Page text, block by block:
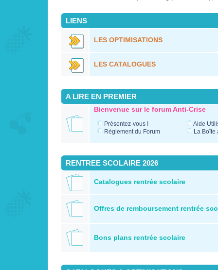
LIENS
LES OPTIMISATIONS
LES CATALOGUES
A LIRE EN PREMIER
Bienvenue sur le forum Anti-Crise
Présentez-vous !
Règlement du Forum
Aide
La Boîte
RENTREE SCOLAIRE 2026
Catalogues rentrée scolaire
Offres de remboursement rentrée
Bons plans rentrée scolaire